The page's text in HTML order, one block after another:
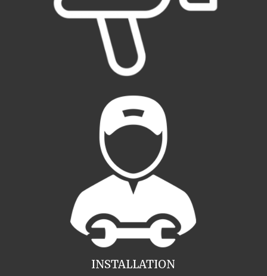
INSTALLATION